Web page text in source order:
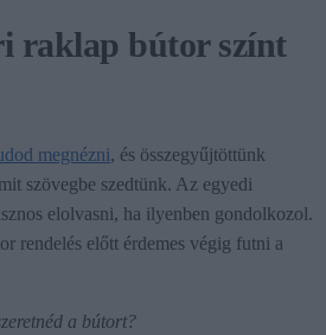
raklap bútor színt
megnézni, és összegyűjtöttünk
szövegbe szedtünk. Az egyedi
elolvasni, ha ilyenben gondolkozol.
rendelés előtt érdemes végig futni a
a bútort?